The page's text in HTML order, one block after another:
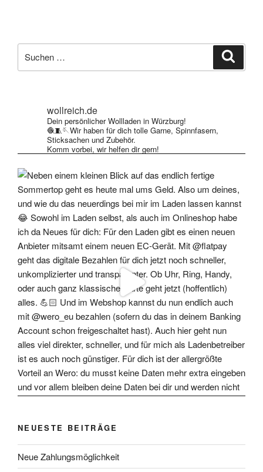
nach:
wollreich.de
Dein persönlicher Wollladen in Würzburg!
🧶🧵🪡Wir haben für dich tolle Garne, Spinnfasern,
Sticksachen und Zubehör.
Komm vorbei, wir helfen dir gern!
NEUESTE BEITRÄGE
Neue Zahlungsmöglichkeit